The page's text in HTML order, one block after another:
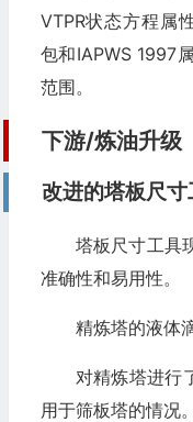
VTPR状态方程属
包和IAPWS 1997
范围。
下游/炼油升级
改进的塔板尺寸
塔板尺寸工具
准确性和易用性。
精炼塔的液体
对精炼塔进行
用于筛板塔的情况。